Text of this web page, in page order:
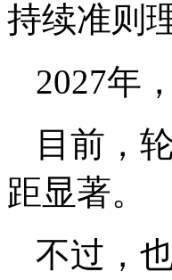
持续准则
2027年
目前，
距显著。
不过，